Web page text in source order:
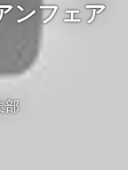
ンフェア
部